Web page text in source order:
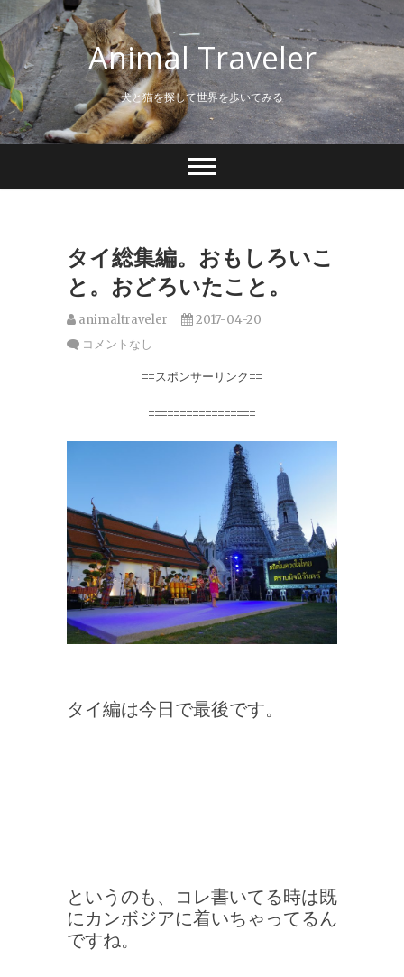
S
k
i
p
t
o
c
o
Animal Traveler
犬と猫を探して世界を歩いてみる
タイ総集編。おもしろいこ
と。おどろいたこと。
animaltraveler
2017-04-20
コメントなし
==スポンサーリンク==
=================
タイ編は今日で最後です。
というのも、コレ書いてる時は既
にカンボジアに着いちゃってるん
ですね。